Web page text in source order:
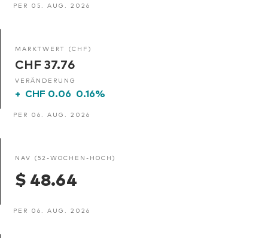
PER 05. AUG. 2026
MARKTWERT (CHF)
CHF 37.76
VERÄNDERUNG
+ CHF 0.06 0.16%
PER 06. AUG. 2026
NAV (52-WOCHEN-HOCH)
$ 48.64
PER 06. AUG. 2026